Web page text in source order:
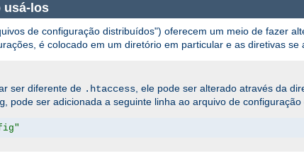
usá-los
de configuração distribuídos") oferecem um meio de fazer
é colocado em um diretório em particular e as diretivas
ser diferente de .htaccess , ele pode ser alterado através da
, pode ser adicionada a seguinte linha ao arquivo de